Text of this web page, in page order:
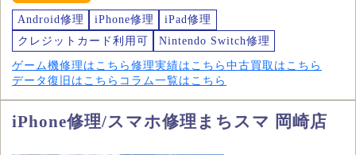
Android修理 iPhone修理
iPad修理
クレジットカード利用可
Nintendo Switch修理
ゲーム機修理はこちら 修理実績はこちら 中古買取はこちら
データ復旧はこちら コラム一覧はこちら
iPhone修理/スマホ修理まちスマ 岡崎店